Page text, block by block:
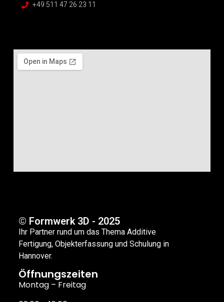
+49 511 47 26 23 11
© Formwerk 3D - 2025
Ihr Partner rund um das Thema Additive
Fertigung, Objekterfassung und Schulung in
Hannover.
Öffnungszeiten
Montag – Freitag